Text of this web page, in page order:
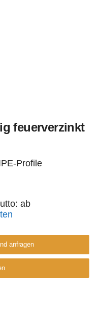
mit
feuerverzinkt
Profile
ab
anfragen